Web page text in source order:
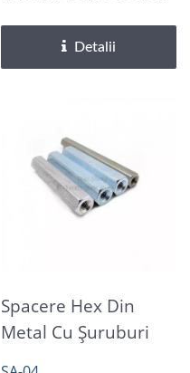
Detalii
Spacere Hex Din
Metal Cu Șuruburi